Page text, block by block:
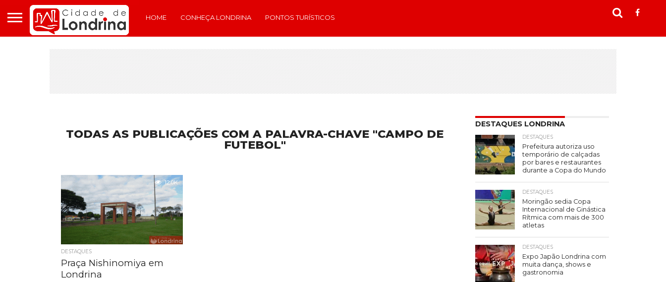
HOME CONHEÇA LONDRINA PONTOS TURÍSTICOS
TODAS AS PUBLICAÇÕES COM A PALAVRA-CHAVE "CAMPO DE
FUTEBOL"
12.0K
DESTAQUES
Praça Nishinomiya em
Londrina
DESTAQUES LONDRINA
DESTAQUES
Prefeitura autoriza uso
temporário de calçadas
por bares e restaurantes
durante a Copa do Mundo
DESTAQUES
Moringão sedia Copa
Internacional de Ginástica
Rítmica com mais de 300
atletas
DESTAQUES
Expo Japão Londrina com
muita dança, shows e
gastronomia